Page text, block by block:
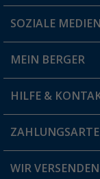
Du hast eine
Filiale finden
SOZIALE MEDIEN
MEIN BERGER
Vorteilskarte
Blog
HILFE &
FAQ & Kontakt
WIR